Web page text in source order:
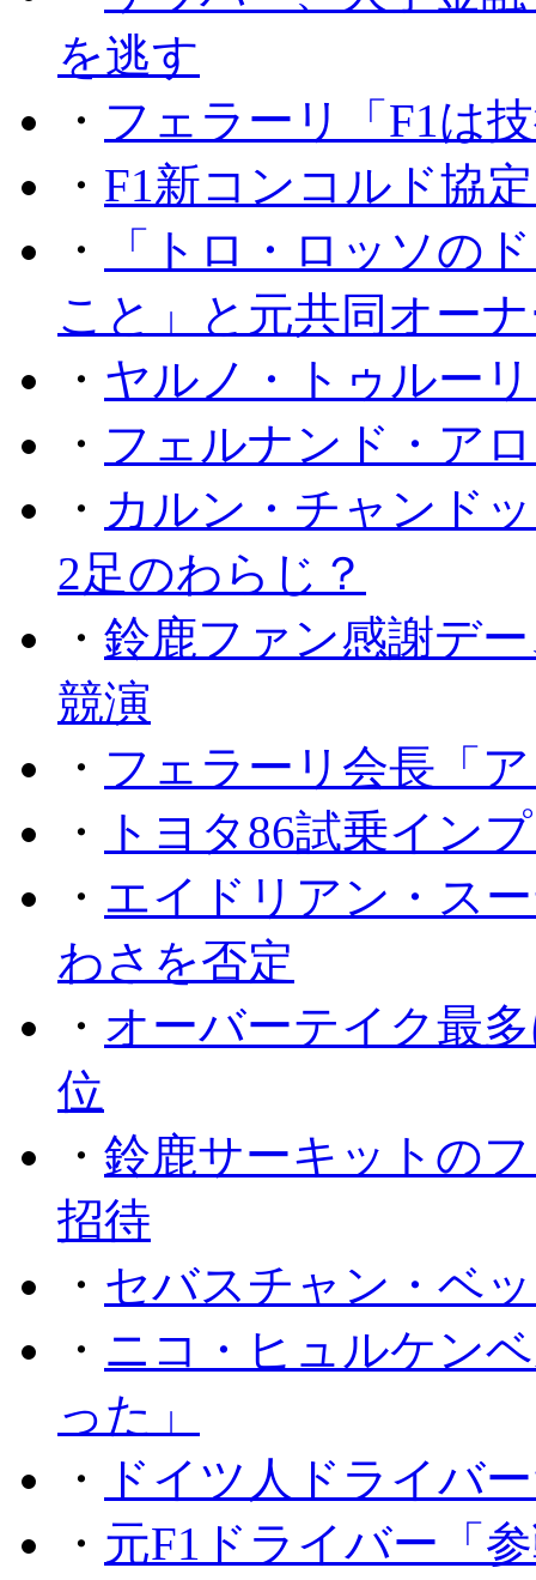
を逃す
・ フェラーリ「F1は
・ F1新コンコルド協
・
「トロ・ロッソの
こと」と元共同オー
・ ヤルノ・トゥルー
・ フェルナンド・ア
・ カルン・チャンド
2足のわらじ？
・ 鈴鹿ファン感謝デ
競演
・ フェラーリ会長「
・
トヨタ86試乗イン
・ エイドリアン・ス
わさを否定
・ オーバーテイク最
位
・ 鈴鹿サーキットの
招待
・ セバスチャン・ベ
・ ニコ・ヒュルケン
った」
・
ドイツ人ドライバ
・ 元F1ドライバー「